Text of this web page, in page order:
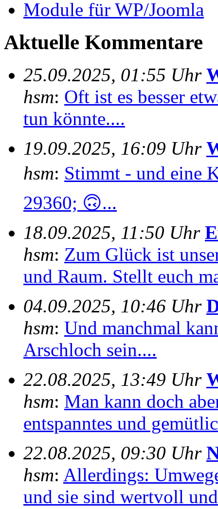
Module für WP/Joomla
Aktuelle Kommentare
25.09.2025, 01:55 Uhr
hsm: Oft ist es besser
tun könnte....
19.09.2025, 16:09 Uhr
hsm: Stimmt - und eine
29360; 🙃...
18.09.2025, 11:50 Uhr
hsm: Zum Glück ist
und Raum. Stellt euch
04.09.2025, 10:46 Uhr
hsm: Und manchmal
Arschloch sein....
22.08.2025, 13:49 Uhr
hsm: Man kann doch
entspanntes und
22.08.2025, 09:30 Uhr
hsm: Allerdings:
und sie sind wertvoll